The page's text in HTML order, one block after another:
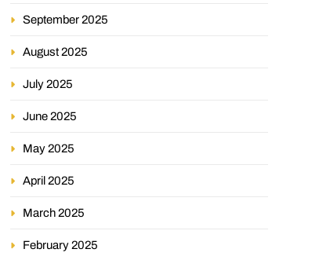
September 2025
August 2025
July 2025
June 2025
May 2025
April 2025
March 2025
February 2025